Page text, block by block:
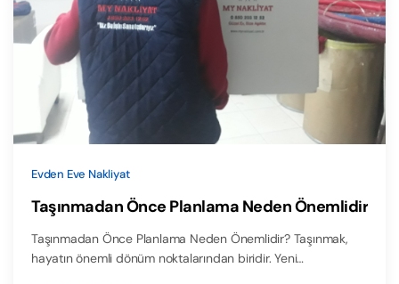
Evden Eve Nakliyat
Taşınmadan Önce Planlama Neden Önemlidir
Taşınmadan Önce Planlama Neden Önemlidir? Taşınmak,
hayatın önemli dönüm noktalarından biridir. Yeni…